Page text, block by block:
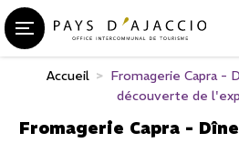
Accueil > Fromagerie Capra -
découverte de
Fromagerie Capra -